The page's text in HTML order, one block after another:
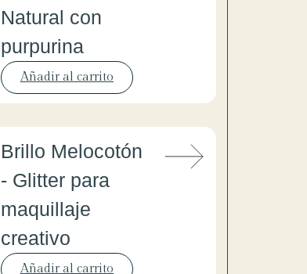
Natural con
purpurina
Añadir al carrito
Brillo Melocotón
- Glitter para
maquillaje
creativo
Añadir al carrito